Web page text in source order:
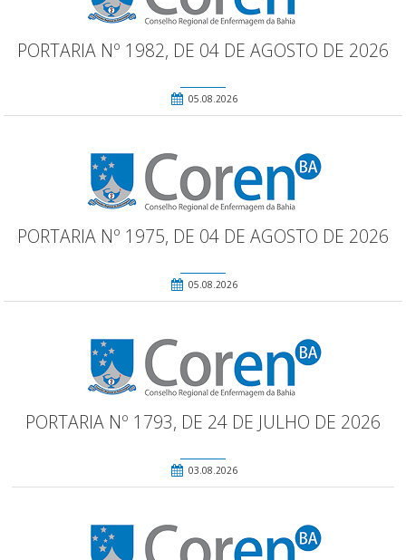
PORTARIA Nº 1982, DE 04 DE AGOSTO DE 2026
05.08.2026
PORTARIA Nº 1975, DE 04 DE AGOSTO DE 2026
05.08.2026
PORTARIA Nº 1793, DE 24 DE JULHO DE 2026
03.08.2026